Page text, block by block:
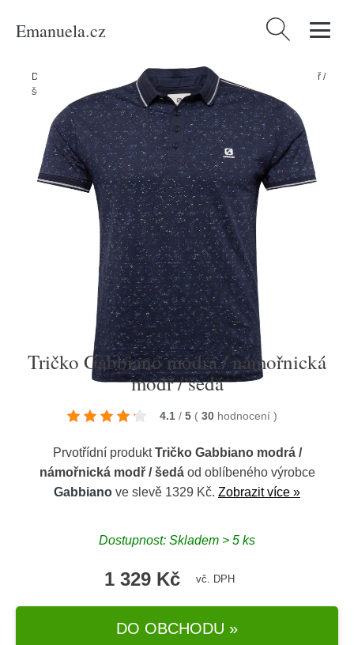
Emanuela.cz Vyhledávání
Domů
Tričko Gabbiano modrá / námořnická modř /
šedá
Tričko Gabbiano modrá / námořnická
modř / šedá
4.1 / 5 ( 30 hodnocení )
Prvotřídní produktTričko Gabbiano modrá /
námořnická modř / šedáod oblíbeného výrobce
Gabbiano ve slevě 1329 Kč. Zobrazit více »
Dostupnost: Skladem > 5 ks
1 329 Kč vč. DPH
DO OBCHODU »